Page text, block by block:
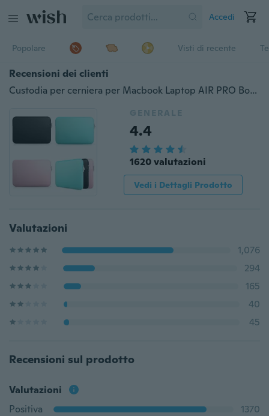
Accedi
Popolare Visti di recente
Recensioni dei clienti
Custodia per cerniera per Macbook Laptop AIR PRO Borsa per notebook Retina
GENERALE
4.4
1620 valutazioni
Vedi i Dettagli Prodotto
Valutazioni
1,076
294
165
40
45
Recensioni sul prodotto
Valutazioni
Positiva
1370